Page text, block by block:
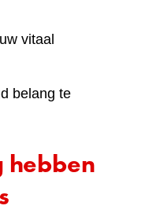
vitaal
belang te
hebben